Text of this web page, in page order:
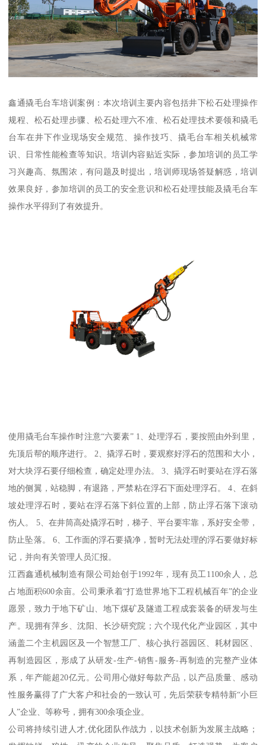
鑫通撬毛台车培训案例：本次培训主要内容包括井下松石处理操作
规程、松石处理步骤、松石处理六不准、松石处理技术要领和撬毛
台车在井下作业现场安全规范、操作技巧、撬毛台车相关机械常
识、日常性能检查等知识。培训内容贴近实际，参加培训的员工学
习兴趣高、氛围浓，有问题及时提出，培训师现场答疑解惑，培训
效果良好，参加培训的员工的安全意识和松石处理技能及撬毛台车
操作水平得到了有效提升。
使用撬毛台车操作时注意“六要素” 1、处理浮石，要按照由外到里，
先顶后帮的顺序进行。 2、撬浮石时，要观察好浮石的范围和大小，
对大块浮石要仔细检查，确定处理办法。 3、撬浮石时要站在浮石落
地的侧翼，站稳脚，有退路，严禁粘在浮石下面处理浮石。 4、在斜
坡处理浮石时，要站在浮石落下斜位置的上部，防止浮石落下滚动
伤人。 5、在井筒高处撬浮石时，梯子、平台要牢靠，系好安全带，
防止坠落。 6、工作面的浮石要撬净，暂时无法处理的浮石要做好标
记，并向有关管理人员汇报。
江西鑫通机械制造有限公司始创于1992年，现有员工1100余人，总
占地面积600余亩。公司秉承着“打造世界地下工程机械百年”的企业
愿景，致力于地下矿山、地下煤矿及隧道工程成套装备的研发与生
产。现拥有萍乡、沈阳、长沙研究院；六个现代化产业园区，其中
涵盖二个主机园区及一个智慧工厂、核心执行器园区、耗材园区、
再制造园区，形成了从研发-生产-销售-服务-再制造的完整产业体
系，年产能超20亿元。公司用心做好每款产品，以产品质量、感动
性服务赢得了广大客户和社会的一致认可，先后荣获专精特新“小巨
人”企业、等称号，拥有300余项企业。
公司将持续引进人才,优化团队作战力，以技术创新为发展主战略；